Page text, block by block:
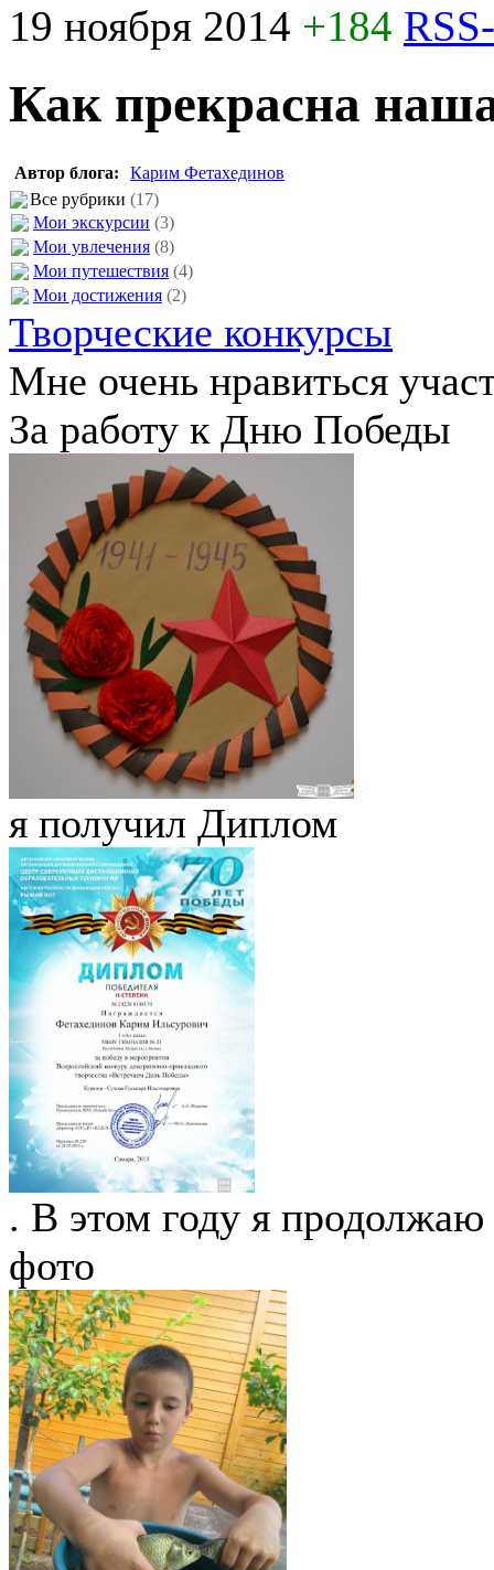
19 ноября 2014 +184
Как прекрасна
Автор блога:
Карим Фетахединов
Все рубрики (17)
Мои экскурсии (3)
Мои увлечения (8)
Мои путешествия (4)
Мои достижения (2)
Творческие конкурсы
Мне очень нравиться
За работу к Дню Победы
я получил Диплом
. В этом году я продолжаю
фото